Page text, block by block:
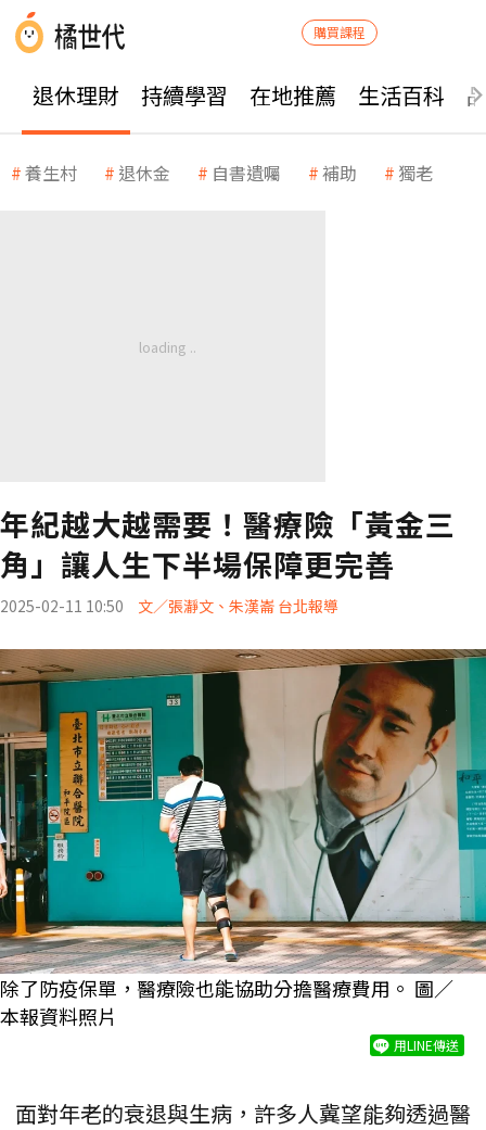
購買課程
退休理財 持續學習 在地推薦 生活百科
養生村 退休金 自書遺囑 補助 獨老
年紀越大越需要！醫療險「黃金三
角」讓人生下半場保障更完善
2025-02-11 10:50 文／張瀞文、朱漢崙 台北報導
除了防疫保單，醫療險也能協助分擔醫療費用。 圖／
本報資料照片
用LINE傳送
面對年老的衰退與生病，許多人冀望能夠透過醫